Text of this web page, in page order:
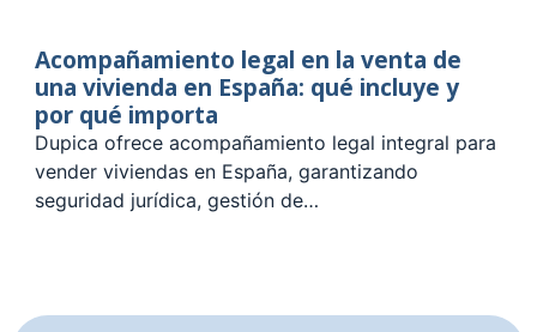
Acompañamiento legal en la venta de
una vivienda en España: qué incluye y
por qué importa
Dupica ofrece acompañamiento legal integral para
vender viviendas en España, garantizando
seguridad jurídica, gestión de…